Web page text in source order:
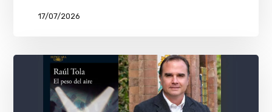
17/07/2026